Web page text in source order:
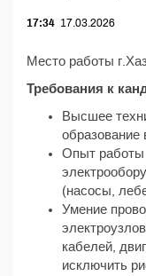
17:34 17.03.2026
Место работы
Требования к
Высшее
образование
Опыт работы
(насосы,
Умение
кабелей,
исключить